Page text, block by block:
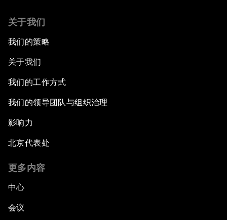
关于我们
我们的策略
关于我们
我们的工作方式
我们的领导团队与组织治理
影响力
北京代表处
更多内容
中心
会议